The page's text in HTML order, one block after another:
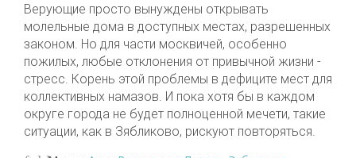
Верующие просто вынуждены открывать
молельные дома в доступных местах, разрешенных
законом. Но для части москвичей, особенно
пожилых, любые отклонения от привычной жизни -
стресс. Корень этой проблемы в дефиците мест для
коллективных намазов. И пока хотя бы в каждом
округе города не будет полноценной мечети, такие
ситуации, как в Зябликово, рискуют повторяться.